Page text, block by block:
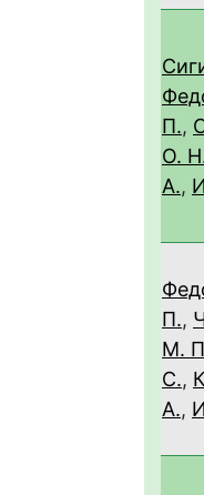
П.,
О.
А.,
П.,
М.
С.,
А.,